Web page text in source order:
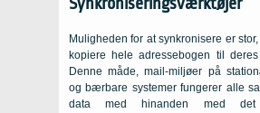
Muligheden for at synkronisere er
kopiere hele adressebogen til
Denne måde, mail-miljøer på
og bærbare systemer fungerer alle
data med hinanden med det